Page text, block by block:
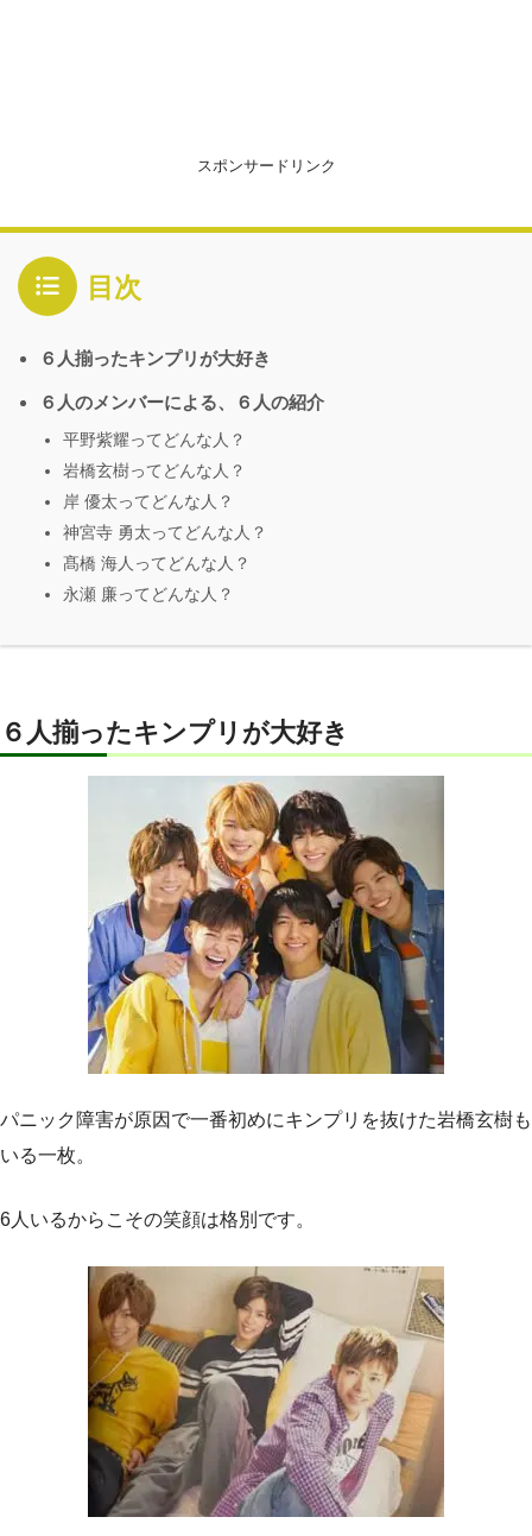
スポンサードリンク
目次
６人揃ったキンプリが大好き
６人のメンバーによる、６人の紹介
平野紫耀ってどんな人？
岩橋玄樹ってどんな人？
岸 優太ってどんな人？
神宮寺 勇太ってどんな人？
髙橋 海人ってどんな人？
永瀬 廉ってどんな人？
６人揃ったキンプリが大好き
パニック障害が原因で一番初めにキンプリを抜けた岩橋玄樹も
いる一枚。
6人いるからこその笑顔は格別です。